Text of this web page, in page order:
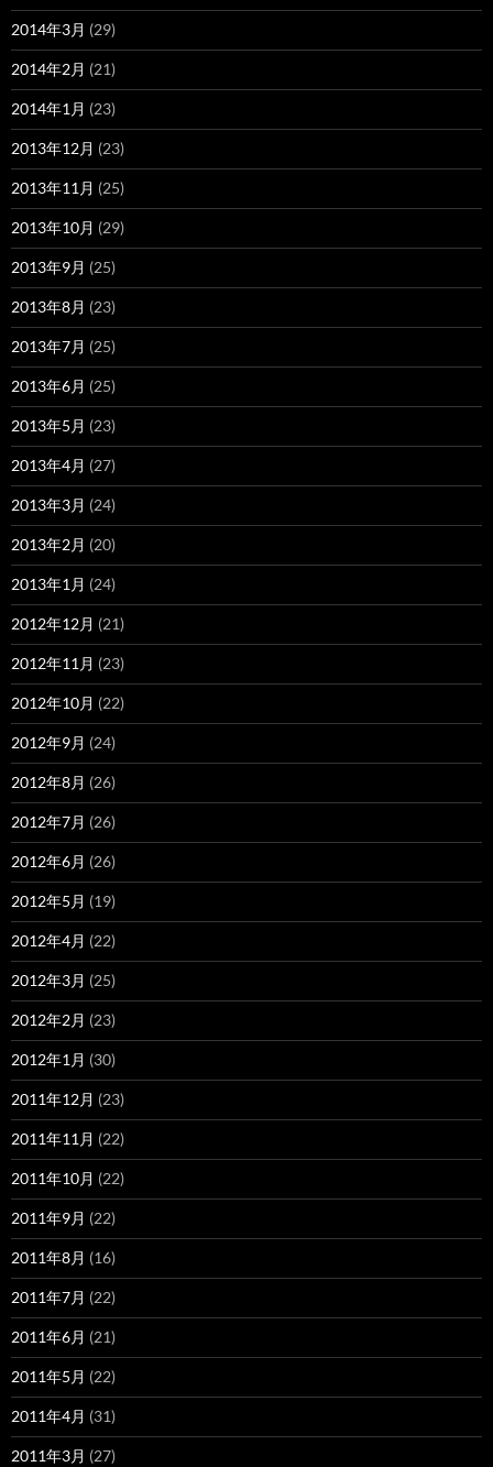
2014年3月 (29)
2014年2月 (21)
2014年1月 (23)
2013年12月 (23)
2013年11月 (25)
2013年10月 (29)
2013年9月 (25)
2013年8月 (23)
2013年7月 (25)
2013年6月 (25)
2013年5月 (23)
2013年4月 (27)
2013年3月 (24)
2013年2月 (20)
2013年1月 (24)
2012年12月 (21)
2012年11月 (23)
2012年10月 (22)
2012年9月 (24)
2012年8月 (26)
2012年7月 (26)
2012年6月 (26)
2012年5月 (19)
2012年4月 (22)
2012年3月 (25)
2012年2月 (23)
2012年1月 (30)
2011年12月 (23)
2011年11月 (22)
2011年10月 (22)
2011年9月 (22)
2011年8月 (16)
2011年7月 (22)
2011年6月 (21)
2011年5月 (22)
2011年4月 (31)
2011年3月 (27)